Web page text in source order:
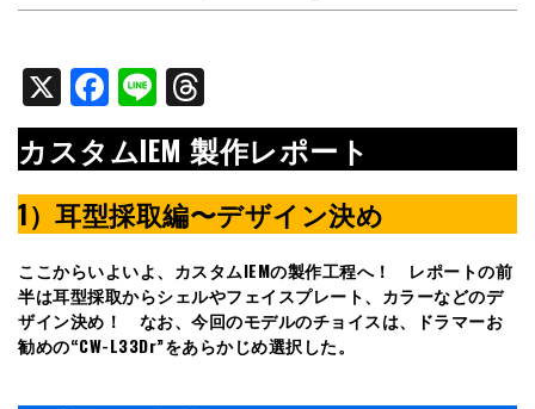
X Facebook
Line
カスタムIEM 製作レポート
1）耳型採取編〜デザイン決め
ここからいよいよ、カスタムIEMの製作工程へ！ レポートの前
半は耳型採取からシェルやフェイスプレート、カラーなどのデ
ザイン決め！ なお、今回のモデルのチョイスは、ドラマーお
勧めの“CW-L33Dr”をあらかじめ選択した。